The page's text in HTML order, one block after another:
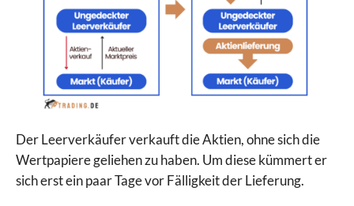
Der Leerverkäufer verkauft die Aktien, ohne sich die
Wertpapiere geliehen zu haben. Um diese kümmert er
sich erst ein paar Tage vor Fälligkeit der Lieferung.